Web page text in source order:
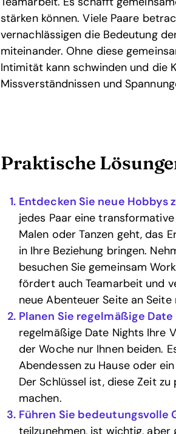
stärken können. Viele Paare
vernachlässigen die Bedeutung
miteinander. Ohne diese
Intimität kann schwinden und die
Missverständnissen und
Praktische
Entdecken Sie neue Hobbys
jedes Paar eine
Malen oder Tanzen geht, das
in Ihre Beziehung bringen.
besuchen Sie gemeinsam
fördert auch Teamarbeit und
neue Abenteuer Seite an Seite
Planen Sie regelmäßige
regelmäßige Date Nights Ihre
der Woche nur Ihnen beiden.
Abendessen zu Hause oder
Der Schlüssel ist, diese Zeit
machen.
Führen Sie bedeutungsvolle
teilzunehmen, ist wichtig,